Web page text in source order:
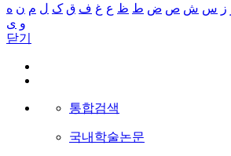
ز س ش ص ض ط ظ ع غ ف ق ک ل م ن ه
و ی
닫기
통합검색
국내학술논문